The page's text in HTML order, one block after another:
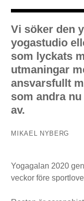
Vi söker den
yogastudio
som lyckats
utmaningar
ansvarsfullt
som andra
av.
MIKAEL NYBERG
Yogagalan 2020
veckor före